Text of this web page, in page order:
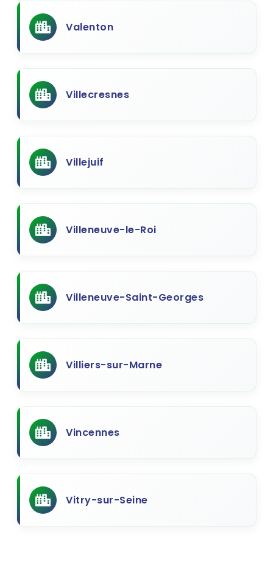
Valenton
Villecresnes
Villejuif
Villeneuve-le-Roi
Villeneuve-Saint-Georges
Villiers-sur-Marne
Vincennes
Vitry-sur-Seine